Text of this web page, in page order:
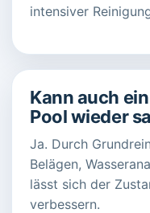
intensiver
Kann auch
Pool wieder
Ja. Durch
Belägen,
lässt sich der
verbessern.